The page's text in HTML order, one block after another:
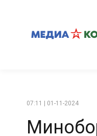
07:11 | 01-11-2024